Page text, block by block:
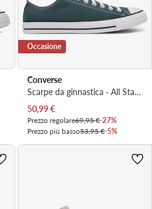
Occasione
Converse
Scarpe da ginnastica · All Star · Verde
Prezzo attuale
50,99€
Prezzo regolare69,95 €-27%
Prezzo più basso53,95 €-5%